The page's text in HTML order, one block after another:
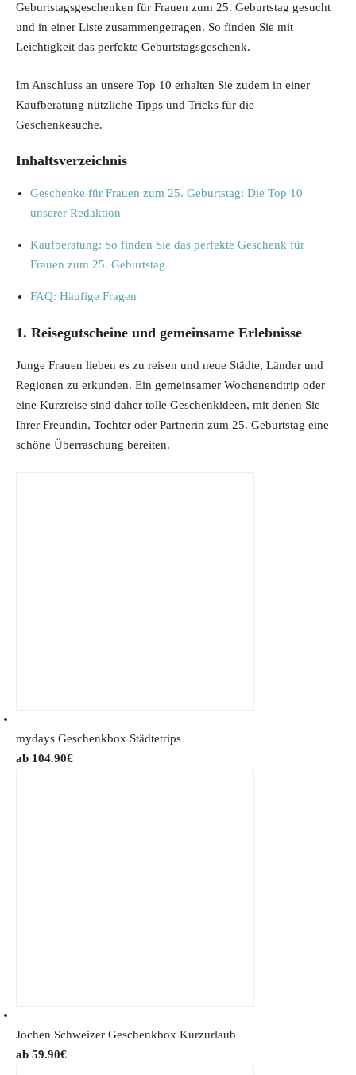
Geburtstagsgeschenken für Frauen zum 25. Geburtstag gesucht
und in einer Liste zusammengetragen. So finden Sie mit
Leichtigkeit das perfekte Geburtstagsgeschenk.
Im Anschluss an unsere Top 10 erhalten Sie zudem in einer
Kaufberatung nützliche Tipps und Tricks für die
Geschenkesuche.
Inhaltsverzeichnis
Geschenke für Frauen zum 25. Geburtstag: Die Top 10
unserer Redaktion
Kaufberatung: So finden Sie das perfekte Geschenk für
Frauen zum 25. Geburtstag
FAQ: Häufige Fragen
1. Reisegutscheine und gemeinsame Erlebnisse
Junge Frauen lieben es zu reisen und neue Städte, Länder und
Regionen zu erkunden. Ein gemeinsamer Wochenendtrip oder
eine Kurzreise sind daher tolle Geschenkideen, mit denen Sie
Ihrer Freundin, Tochter oder Partnerin zum 25. Geburtstag eine
schöne Überraschung bereiten.
mydays Geschenkbox Städtetrips
104.90€
Jochen Schweizer Geschenkbox Kurzurlaub
59.90€